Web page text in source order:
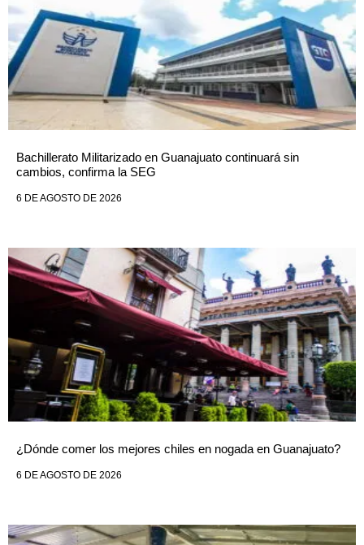
Bachillerato Militarizado en Guanajuato continuará sin
cambios, confirma la SEG
6 DE AGOSTO DE 2026
¿Dónde comer los mejores chiles en nogada en Guanajuato?
6 DE AGOSTO DE 2026